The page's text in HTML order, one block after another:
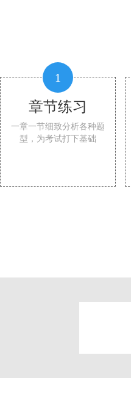
1
章节练习
一章一节细致分析各种题
型，为考试打下基础